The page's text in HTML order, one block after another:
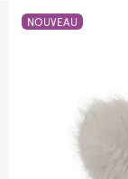
NOUVEAU